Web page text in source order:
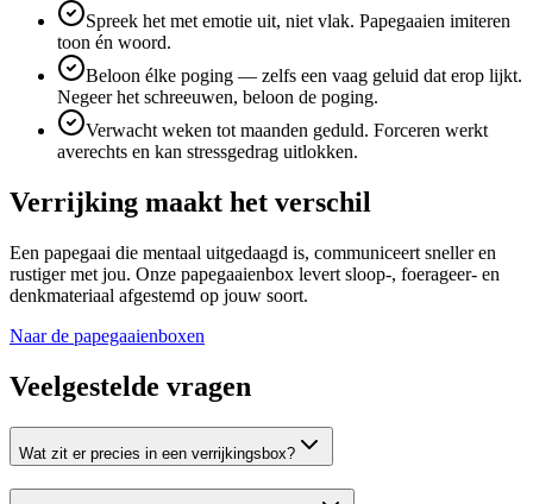
Spreek het met emotie uit, niet vlak. Papegaaien imiteren
toon én woord.
Beloon élke poging — zelfs een vaag geluid dat erop lijkt.
Negeer het schreeuwen, beloon de poging.
Verwacht weken tot maanden geduld. Forceren werkt
averechts en kan stressgedrag uitlokken.
Verrijking maakt het verschil
Een papegaai die mentaal uitgedaagd is, communiceert sneller en
rustiger met jou. Onze papegaaienbox levert sloop-, foerageer- en
denkmateriaal afgestemd op jouw soort.
Naar de papegaaienboxen
Veelgestelde vragen
Wat zit er precies in een verrijkingsbox?